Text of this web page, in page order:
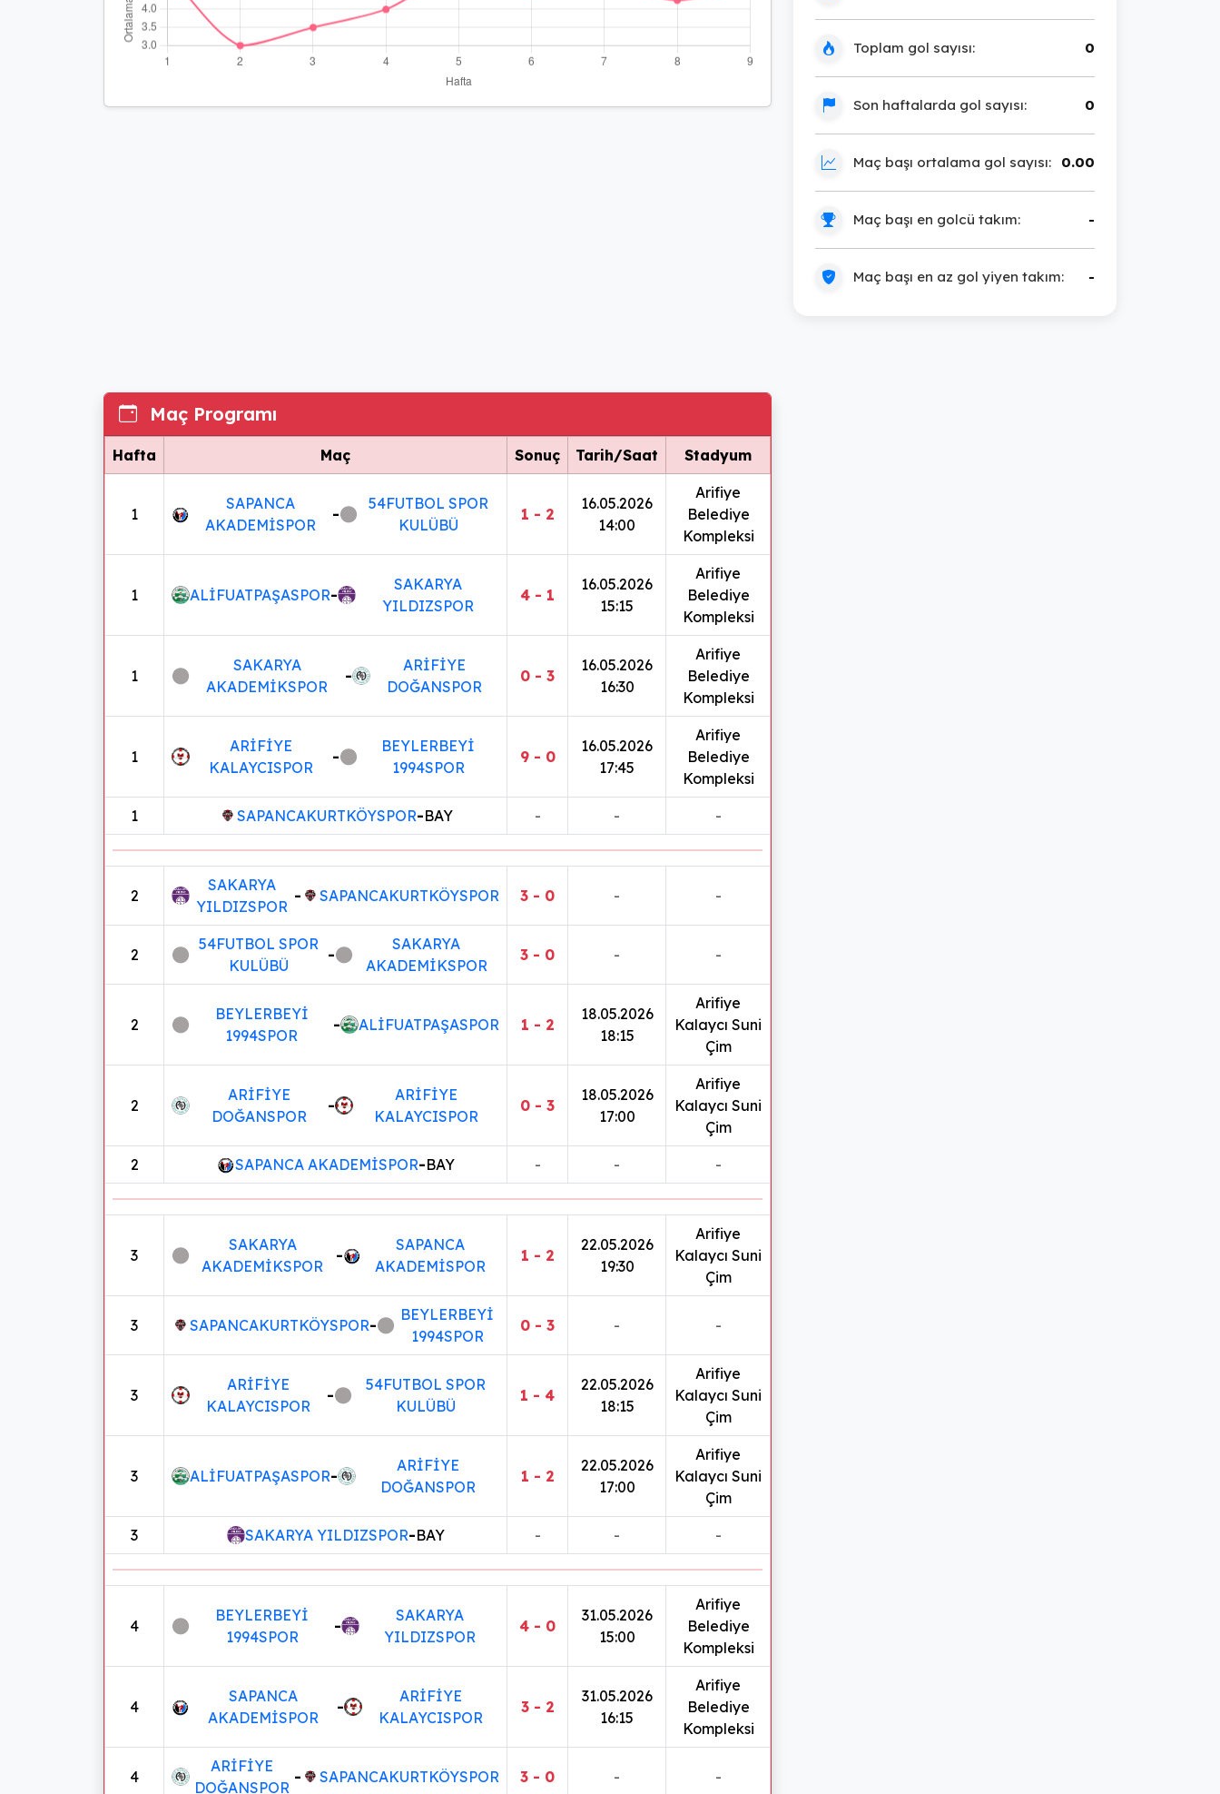
Maç Programı
Hafta Maç Sonuç Tarih/Saat Stadyum
1
SAPANCA
AKADEMİSPOR
-
54FUTBOL SPOR
KULÜBÜ
1 - 2
16.05.2026
14:00
Arifiye
Belediye
Kompleksi
1 ALİFUATPAŞASPOR-
SAKARYA
YILDIZSPOR
4 - 1
16.05.2026
15:15
Arifiye
Belediye
Kompleksi
1
SAKARYA
AKADEMİKSPOR
-
ARİFİYE
DOĞANSPOR
0 - 3
16.05.2026
16:30
Arifiye
Belediye
Kompleksi
1
ARİFİYE
KALAYCISPOR
-
BEYLERBEYİ
1994SPOR
9 - 0
16.05.2026
17:45
Arifiye
Belediye
Kompleksi
1 SAPANCAKURTKÖYSPOR-BAY - - -
2
SAKARYA
YILDIZSPOR
- SAPANCAKURTKÖYSPOR 3 - 0 - -
2
54FUTBOL SPOR
KULÜBÜ
-
SAKARYA
AKADEMİKSPOR
3 - 0 - -
2
BEYLERBEYİ
1994SPOR
- ALİFUATPAŞASPOR 1 - 2
18.05.2026
18:15
Arifiye
Kalaycı Suni
Çim
2
ARİFİYE
DOĞANSPOR
-
ARİFİYE
KALAYCISPOR
0 - 3
18.05.2026
17:00
Arifiye
Kalaycı Suni
Çim
2 SAPANCA AKADEMİSPOR-BAY - - -
3
SAKARYA
AKADEMİKSPOR
-
SAPANCA
AKADEMİSPOR
1 - 2
22.05.2026
19:30
Arifiye
Kalaycı Suni
Çim
3 SAPANCAKURTKÖYSPOR-
BEYLERBEYİ
1994SPOR
0 - 3 - -
3
ARİFİYE
KALAYCISPOR
-
54FUTBOL SPOR
KULÜBÜ
1 - 4
22.05.2026
18:15
Arifiye
Kalaycı Suni
Çim
3 ALİFUATPAŞASPOR-
ARİFİYE
DOĞANSPOR
1 - 2
22.05.2026
17:00
Arifiye
Kalaycı Suni
Çim
3 SAKARYA YILDIZSPOR-BAY - - -
4
BEYLERBEYİ
1994SPOR
-
SAKARYA
YILDIZSPOR
4 - 0
31.05.2026
15:00
Arifiye
Belediye
Kompleksi
4
SAPANCA
AKADEMİSPOR
-
ARİFİYE
KALAYCISPOR
3 - 2
31.05.2026
16:15
Arifiye
Belediye
Kompleksi
4
ARİFİYE
DOĞANSPOR
- SAPANCAKURTKÖYSPOR 3 - 0 - -
Toplam gol sayısı: 0
Son haftalarda gol sayısı: 0
Maç başı ortalama gol sayısı: 0.00
Maç başı en golcü takım: -
Maç başı en az gol yiyen takım: -